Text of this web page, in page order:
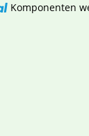
Komponenten